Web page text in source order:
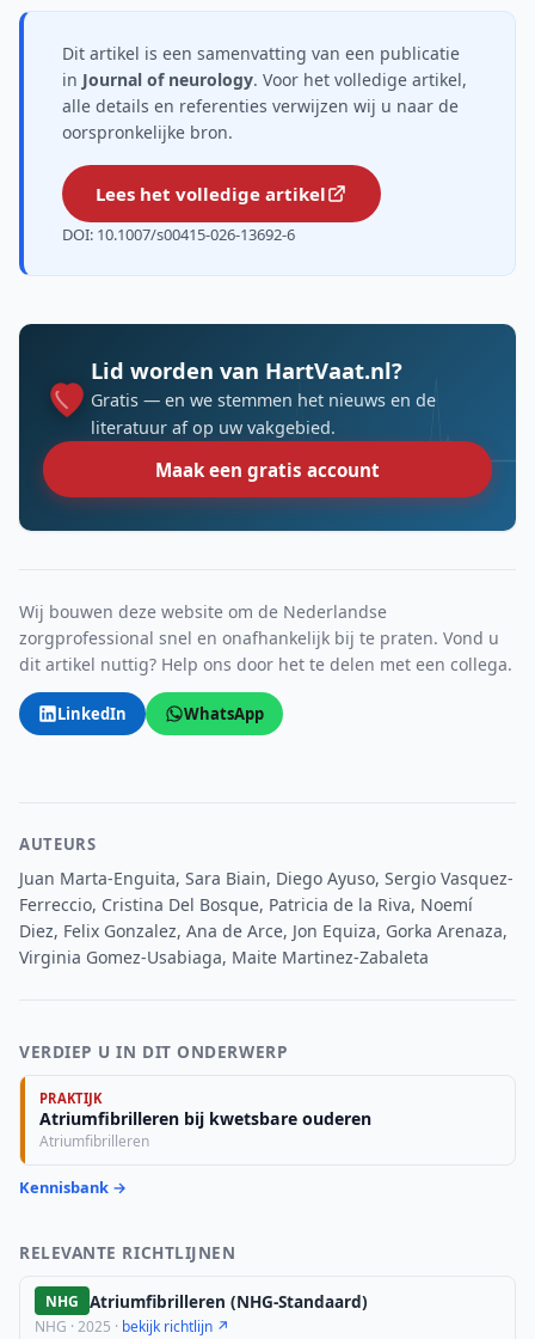
Dit artikel is een samenvatting van een publicatie
in Journal of neurology. Voor het volledige artikel,
alle details en referenties verwijzen wij u naar de
oorspronkelijke bron.
Lees het volledige artikel
DOI: 10.1007/s00415-026-13692-6
Lid worden van HartVaat.nl?
Gratis — en we stemmen het nieuws en de
literatuur af op uw vakgebied.
Maak een gratis account
Wij bouwen deze website om de Nederlandse
zorgprofessional snel en onafhankelijk bij te praten. Vond u
dit artikel nuttig? Help ons door het te delen met een collega.
LinkedIn WhatsApp
AUTEURS
Juan Marta-Enguita, Sara Biain, Diego Ayuso, Sergio Vasquez-
Ferreccio, Cristina Del Bosque, Patricia de la Riva, Noemí
Diez, Felix Gonzalez, Ana de Arce, Jon Equiza, Gorka Arenaza,
Virginia Gomez-Usabiaga, Maite Martinez-Zabaleta
VERDIEP U IN DIT ONDERWERP
PRAKTIJK
Atriumfibrilleren bij kwetsbare ouderen
Atriumfibrilleren
Kennisbank →
RELEVANTE RICHTLIJNEN
NHG Atriumfibrilleren (NHG-Standaard)
NHG · 2025 · bekijk richtlijn ↗